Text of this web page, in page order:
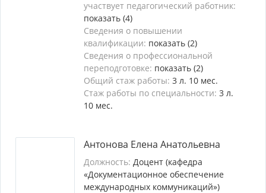
участвует педагогический работник:
показать (4)
Сведения о повышении
квалификации: показать (2)
Сведения о профессиональной
переподготовке: показать (2)
Общий стаж работы: 3 л. 10 мес.
Стаж работы по специальности: 3 л.
10 мес.
Антонова Елена Анатольевна
Должность: Доцент (кафедра
«Документационное обеспечение
международных коммуникаций»)